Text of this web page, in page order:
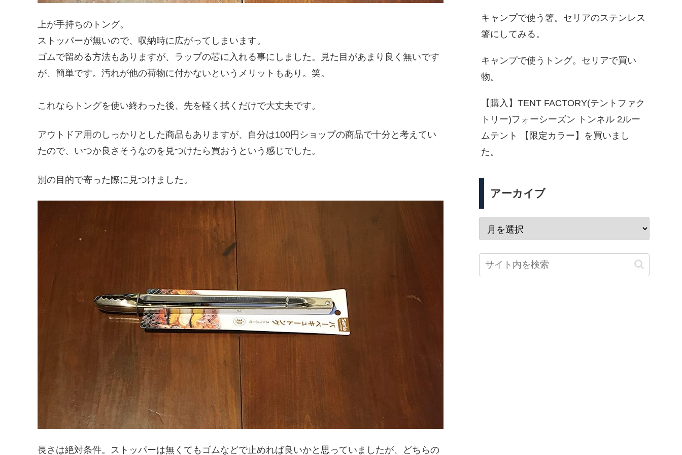
上が手持ちのトング。
ストッパーが無いので、収納時に広がってしまいます。
ゴムで留める方法もありますが、ラップの芯に入れる事にしました。見た目があまり良く無いです
が、簡単です。汚れが他の荷物に付かないというメリットもあり。笑。
これならトングを使い終わった後、先を軽く拭くだけで大丈夫です。
アウトドア用のしっかりとした商品もありますが、自分は100円ショップの商品で十分と考えてい
たので、いつか良さそうなのを見つけたら買おうという感じでした。
別の目的で寄った際に見つけました。
長さは絶対条件。ストッパーは無くてもゴムなどで止めれば良いかと思っていましたが、どちらの
キャンプで使う箸。セリアのステンレス
箸にしてみる。
キャンプで使うトング。セリアで買い
物。
【購入】TENT FACTORY(テントファク
トリー)フォーシーズン トンネル 2ルー
ムテント 【限定カラー】を買いまし
た。
アーカイブ